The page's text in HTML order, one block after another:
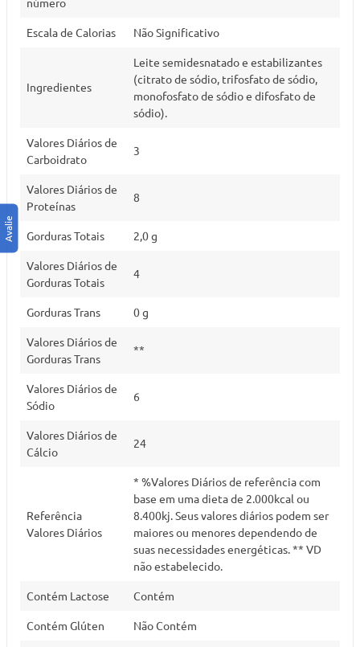
Escala de Calorias Não Significativo
Ingredientes
Leite semidesnatado e estabilizantes
(citrato de sódio, trifosfato de sódio,
monofosfato de sódio e difosfato de
sódio).
Valores Diários de
Carboidrato
3
Valores Diários de
Proteínas
8
Gorduras Totais 2,0 g
Valores Diários de
Gorduras Totais
4
Gorduras Trans 0 g
Valores Diários de
Gorduras Trans
**
Valores Diários de
Sódio
6
Valores Diários de
Cálcio
24
Referência
Valores Diários
* %Valores Diários de referência com
base em uma dieta de 2.000kcal ou
8.400kj. Seus valores diários podem ser
maiores ou menores dependendo de
suas necessidades energéticas. ** VD
não estabelecido.
Contém Lactose Contém
Contém Glúten Não Contém